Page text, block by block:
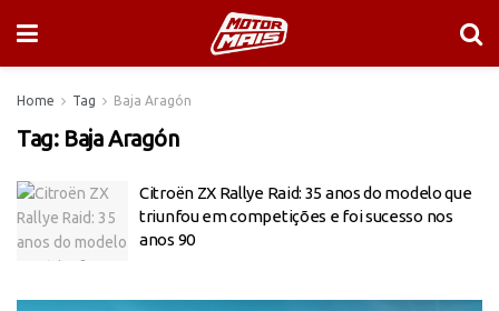
Home Tag Baja Aragón
Tag: Baja Aragón
Citroën ZX Rallye Raid: 35 anos do modelo que
triunfou em competições e foi sucesso nos
anos 90